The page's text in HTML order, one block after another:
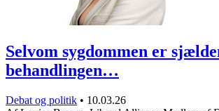
Selvom sygdommen er
behandlingen…
Debat og politik • 10.03.26